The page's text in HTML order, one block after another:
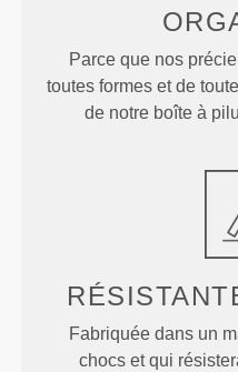
Parce que nos
toutes formes et de
de notre boîte à
Fabriquée dans un
chocs et qui